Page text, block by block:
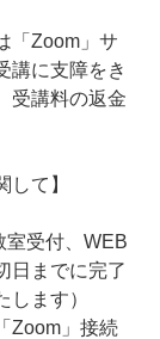
「Zoom」サ
講に支障をき
受講料の返金
して】
受付、WEB
日までに完了
ます）
Zoom」接続